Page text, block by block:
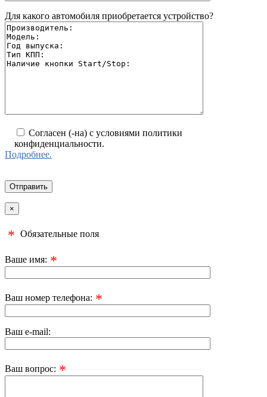
Для какого автомобиля приобретается устройство?
Согласен (-на) с условиями политики
конфиденциальности.
Подробнее.
×
* Обязательные поля
Ваше имя: *
Ваш номер телефона: *
Ваш e-mail:
Ваш вопрос: *